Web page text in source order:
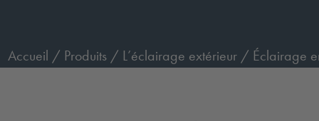
Accueil / Produits / L’éclairage extérieur / Éclairage